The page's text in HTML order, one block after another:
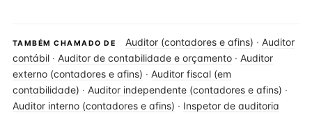
TAMBÉM CHAMADO DE Auditor (contadores e afins) · Auditor
contábil · Auditor de contabilidade e orçamento · Auditor
externo (contadores e afins) · Auditor fiscal (em
contabilidade) · Auditor independente (contadores e afins) ·
Auditor interno (contadores e afins) · Inspetor de auditoria